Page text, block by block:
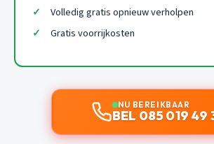
Volledig gratis opnieuw verholpen
Gratis voorrijkosten
NU BEREIKBAAR
BEL 085 019 49